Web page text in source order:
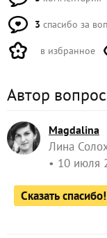
3 спасибо за
в избранное
Автор
Magdalina
Лина
10 июля
Сказать спасибо!